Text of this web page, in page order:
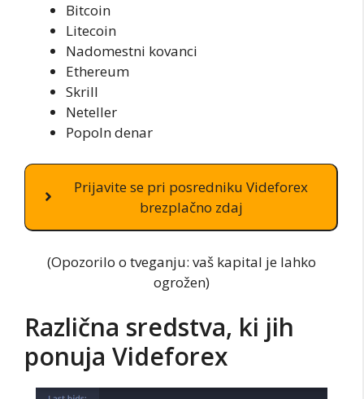
Bitcoin
Litecoin
Nadomestni kovanci
Ethereum
Skrill
Neteller
Popoln denar
Prijavite se pri posredniku Videforex
brezplačno zdaj
(Opozorilo o tveganju: vaš kapital je lahko
ogrožen)
Različna sredstva, ki jih
ponuja Videforex